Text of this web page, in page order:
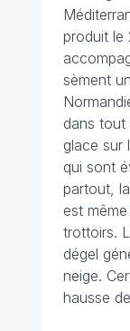
produit le
sèment
dans tout
glace sur
qui sont
partout,
est
trottoirs.
dégel
neige.
hausse